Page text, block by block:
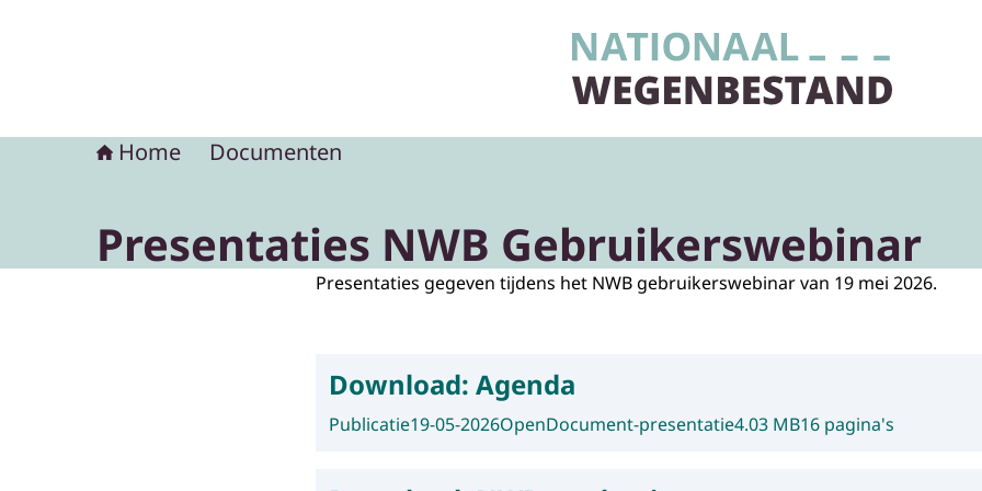
Home Documenten
Presentaties NWB Gebruikerswebinar
Presentaties gegeven tijdens het NWB gebruikerswebinar van 19 mei 2026.
Download: Agenda
Publicatie19-05-2026OpenDocument-presentatie4.03 MB16 pagina's